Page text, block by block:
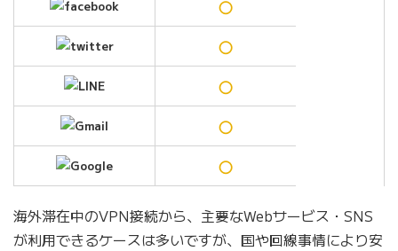
○
○
○
○
○
海外滞在中のVPN接続から、主要なWebサービス・SNS
が利用できるケースは多いですが、国や回線事情により安